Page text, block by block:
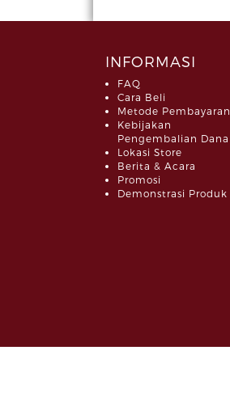
INFORMASI
FAQ
Cara Beli
Metode Pembayaran
Kebijakan
Pengembalian Dana
Lokasi Store
Berita & Acara
Promosi
Demonstrasi Produk